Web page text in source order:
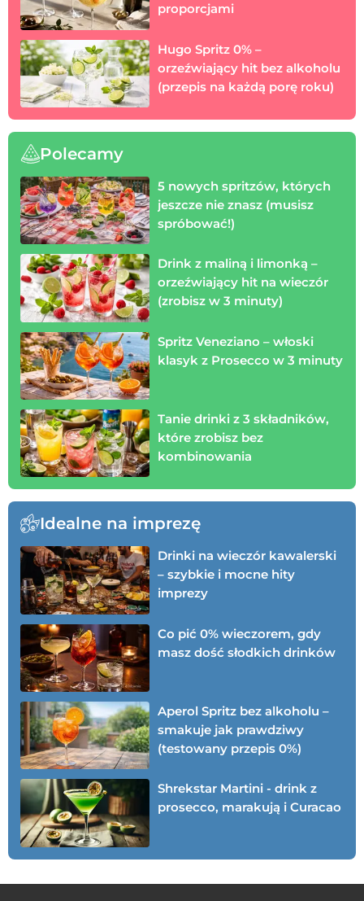
proporcjami
Hugo Spritz 0% –
orzeźwiający hit bez alkoholu
(przepis na każdą porę roku)
Polecamy
5 nowych spritzów, których
jeszcze nie znasz (musisz
spróbować!)
Drink z maliną i limonką –
orzeźwiający hit na wieczór
(zrobisz w 3 minuty)
Spritz Veneziano – włoski
klasyk z Prosecco w 3 minuty
Tanie drinki z 3 składników,
które zrobisz bez
kombinowania
Idealne na imprezę
Drinki na wieczór kawalerski
– szybkie i mocne hity
imprezy
Co pić 0% wieczorem, gdy
masz dość słodkich drinków
Aperol Spritz bez alkoholu –
smakuje jak prawdziwy
(testowany przepis 0%)
Shrekstar Martini - drink z
prosecco, marakują i Curacao